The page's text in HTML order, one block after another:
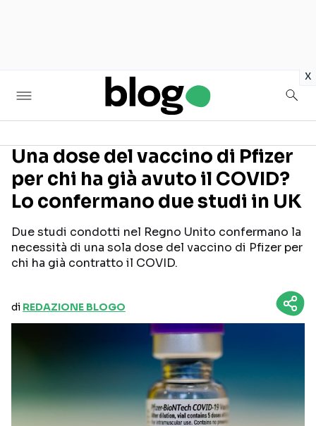
x
Seguici sui social
Una dose del vaccino di Pfizer
per chi ha già avuto il COVID?
Lo confermano due studi in UK
Due studi condotti nel Regno Unito confermano la
necessità di una sola dose del vaccino di Pfizer per
chi ha già contratto il COVID.
di REDAZIONE BLOGO